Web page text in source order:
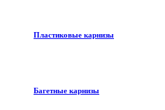
Пластиковые карнизы
Багетные карнизы